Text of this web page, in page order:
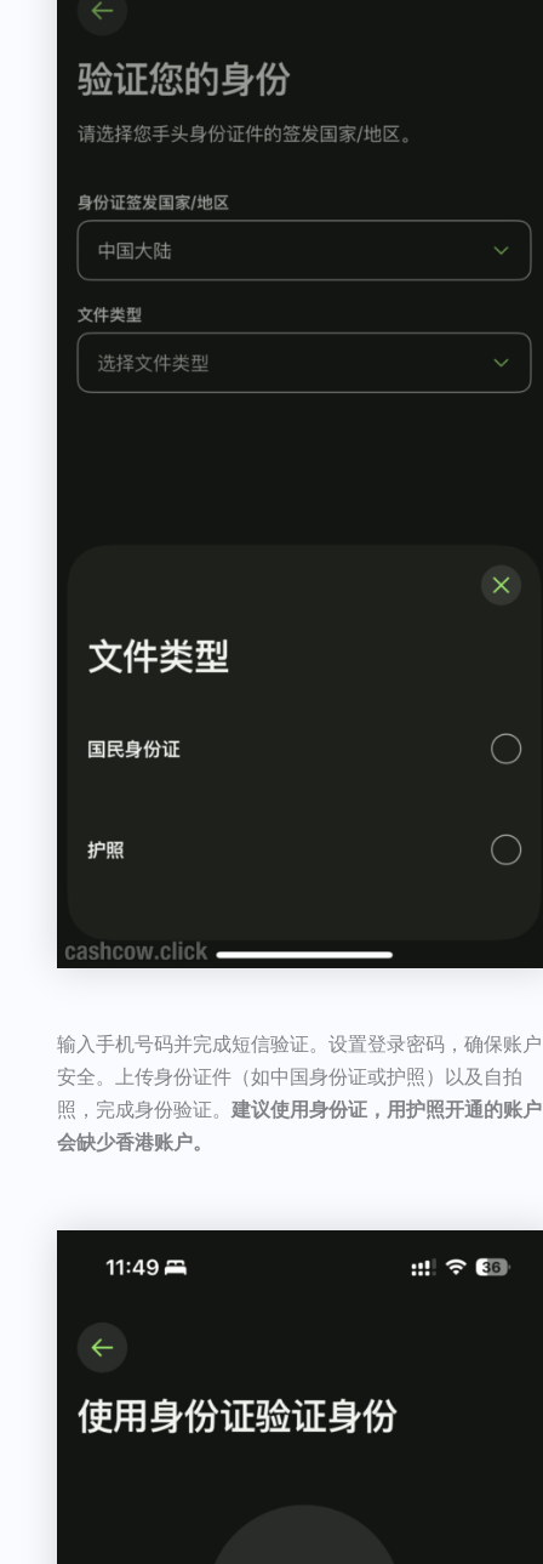
输入手机号码并完成短信验证。设置登录密码，确保账户
安全。上传身份证件（如中国身份证或护照）以及自拍
照，完成身份验证。建议使用身份证，用护照开通的账户
会缺少香港账户。